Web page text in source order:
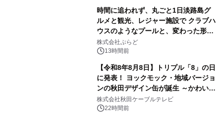
時間に追われず、丸ごと1日淡路島グ
ルメと観光、レジャー施設で クラブハ
ウスのようなプールと、変わった形の
サウナも 「THE BOXY AWAJI」のお
得な素泊まり連泊プランで
株式会社ぷらど
13時間前
【令和8年8月8日】トリプル「8」の日
に発表！ ヨックモック・地域バージョ
ンの秋田デザイン缶が誕生 ～かわいい
秋田犬の子犬と秋田の四季と名所を巡
るパッケージ～ 9月1日(火)秋田県内で
株式会社秋田ケーブルテレビ
22時間前